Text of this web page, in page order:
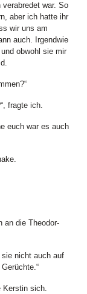
war. So
aber ich hatte ihr
wir uns am
auch. Irgendwie
obwohl sie mir
fragte ich.
euch war es auch
an die Theodor-
nicht auch auf
Kerstin sich.